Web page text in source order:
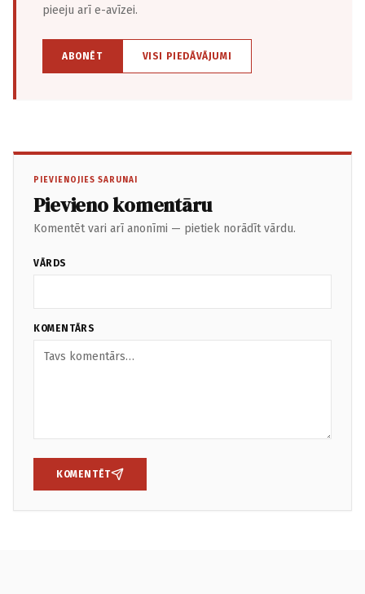
pieeju arī e-avīzei.
ABONĒT VISI PIEDĀVĀJUMI
PIEVIENOJIES SARUNAI
Pievieno komentāru
Komentēt vari arī anonīmi — pietiek norādīt vārdu.
VĀRDS
KOMENTĀRS
KOMENTĒT